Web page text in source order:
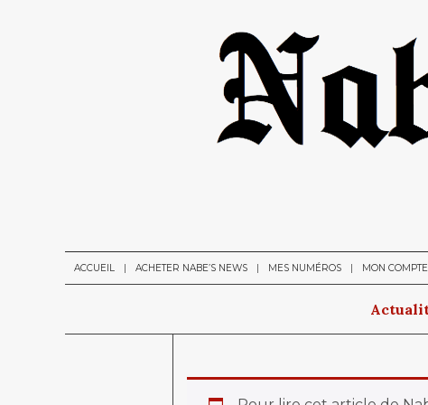
ACCUEIL ACHETER NABE’S NEWS MES NUMÉROS MON COMPTE